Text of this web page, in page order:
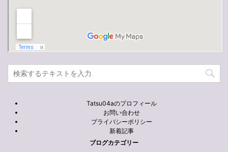
Tatsu04aのプロフィール
お問い合わせ
プライバシーポリシー
新着記事
ブログカテゴリー